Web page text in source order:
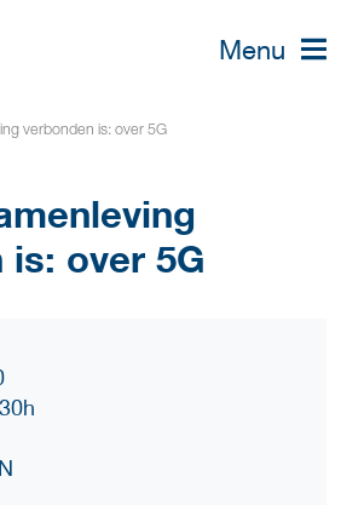
Menu
verbonden is: over 5G
over 5G